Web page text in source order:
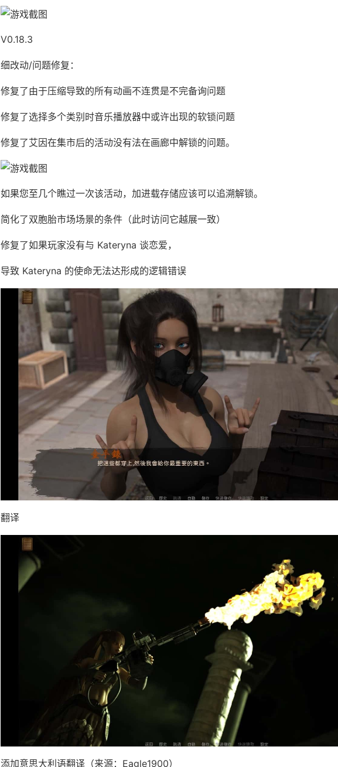
V0.18.3
细改动/问题修复：
修复了由于压缩导致的所有动画不连贯是不完备询问题
修复了选择多个类别时音乐播放器中或许出现的软锁问题
修复了艾因在集市后的活动没有法在画廊中解锁的问题。
如果您至几个瞧过一次该活动，加进载存储应该可以追溯解锁。
简化了双胞胎市场场景的条件（此时访问它越展一致）
修复了如果玩家没有与 Kateryna 谈恋爱，
导致 Kateryna 的使命无法达形成的逻辑错误
翻译
添加意思大利语翻译（来源：Eagle1900）